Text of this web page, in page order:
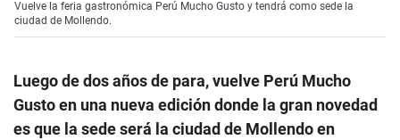
Vuelve la feria gastronómica Perú Mucho Gusto y tendrá como sede la
ciudad de Mollendo.
Luego de dos años de para, vuelve Perú Mucho
Gusto en una nueva edición donde la gran novedad
es que la sede será la ciudad de Mollendo en